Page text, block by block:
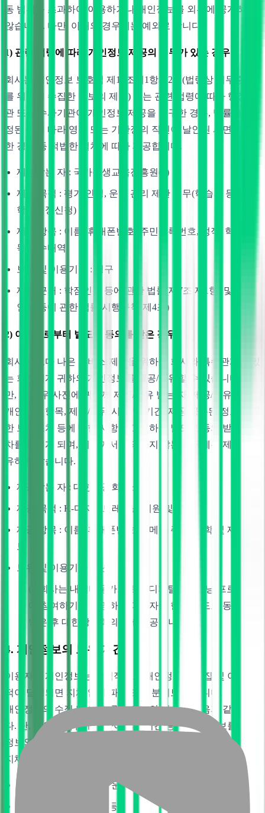
동 범위를 초과하여 이용하거나 개인정보를 외부에 공개하지
않습니다. 다만, 아래의 경우에는 예외로 합니다.
1) 관련 법령에 따라 개인정보 제공의 의무가 있는 경우
회사는 개인정보 보호법 제17조제1항제2호(법령상 의무준수
를 위하여 수집한 정보의 제공) 또는 관련 법령에 따라 행정기
관 또는 수사기관이 개인정보 제공을 요구한 경우, 법률에 규
정된 바에 따라 영장 또는 기관장의 직인이 날인된 서면에 의
한 경우 등 적법한 절차에 따라 제공합니다.
제공받는 자 : 국가평생교육진흥원(*)
제공 목적 : 평가 인정, 운영 관리 제반 업무(학습자 등록 및
학점인정신청)
제공 항목 : 이름, 휴대폰번호, 주민등록번호, 성적, 학습과
목 이수내역
보유 및 이용기간 : 영구
제공 근거 : 학점인정 등에 관한 법률(제7조 제1항) 및 학점
인정 등에 관한 법률 시행규칙(제4조)
2) 이용자로부터 별도의 동의를 받은 경우
회사는 보다 나은 서비스 제공을 위하여 회사와 특수관계에 있
는 회사에게 귀하의 개인정보를 제공/공유할 수 있습니다. 다
만, 이 경우 사전에 귀하께 제공/공유 받는 자, 제공/공유되는
개인정보 항목, 제공/공유 사유 및 기간, 제공/공유된 정보에 대
한 보호조치 등에 대한 사항을 고지하고 별도로 동의 받는 절
차를 거치게 되며, 귀하께서 동의하지 않는 경우에는 제공/공
유하지 않습니다.
제공받는 자 : 대한상공회의소
제공 목적 : K-디지털트레이닝 지원 및 운영(*)
제공 항목 : 이름, 휴대폰번호, 이메일 주소, 재학 및 재직 정
보
보유 및 이용기간 : 3년
(*)회사는 내일배움카드로 K-디지털트레이닝 프로그램
에 참여하기를 희망하는 이용자에 한해 별도로 동의를
받은 후 대한상공회의소에 제공합니다.
4. 개인정보의 보유 기간
이용자의 개인정보는 원칙적으로 개인정보의 수집 및 이용 목
적이 달성되면 지체 없이 파기 또는 분리보관 합니다.
개인정보의 수집 및 이용 목적 달성의 예시는 다음과 같습니
다. 단, 다음의 사유에 한하여 일정기간 동안 해당 정보를 다른
정보와 분리하여 저장, 관리하며 아래에 명시된 기간 이후에
지체 없이 파기 또는 분리보관 합니다.
회원 가입 및 홈페이지 운영 : 2년
입학 지원 및 인재 DB 등록 : 2년